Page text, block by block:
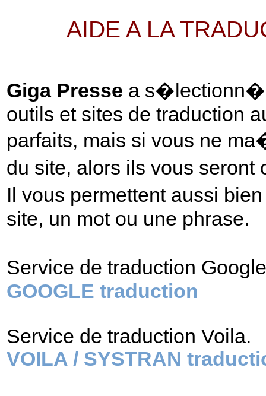
AIDE A LA
Giga Presse a s�lectionn�
outils et sites de traduction
parfaits, mais si vous ne
du site, alors ils vous
Il vous permettent aussi
site, un mot ou une phrase.
Service de traduction
GOOGLE traduction
Service de traduction Voila.
VOILA / SYSTRAN